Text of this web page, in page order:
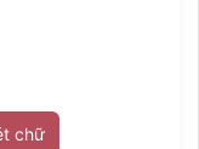
chữ